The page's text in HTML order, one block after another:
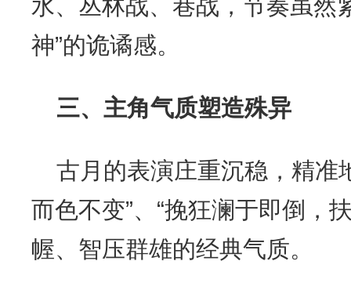
水、丛林战、巷战，节奏虽然
神”的诡谲感。
三、主角气质塑造殊异
古月的表演庄重沉稳，精准
而色不变”、“挽狂澜于即倒，
幄、智压群雄的经典气质。